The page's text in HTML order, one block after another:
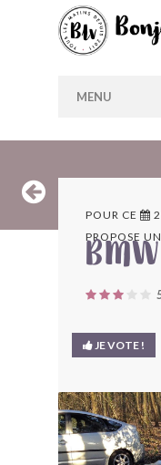
MENU
LES
LE BLOG
POUR CE
PROPOSE
BMW
JE VOTE !